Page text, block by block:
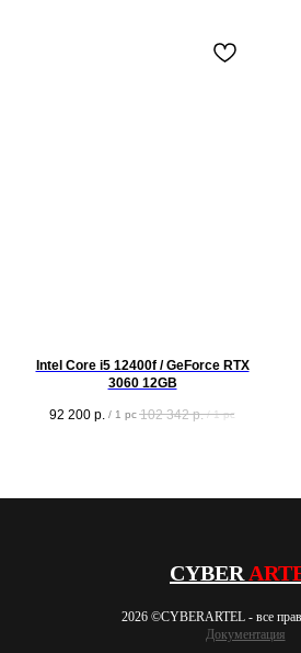
Intel Core i5 12400f / GeForce RTX
3060 12GB
92 200 р. / 1 pc 102 342 р. / 1 pc
CYBER
2026 ©CYBERARTEL - все
Документация